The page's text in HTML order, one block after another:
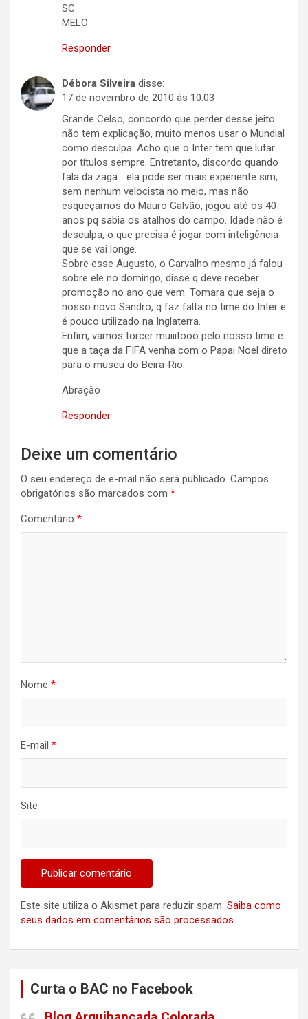
SC
MELO
Responder
Débora Silveira disse:
17 de novembro de 2010 às 10:03
Grande Celso, concordo que perder desse jeito
não tem explicação, muito menos usar o Mundial
como desculpa. Acho que o Inter tem que lutar
por títulos sempre. Entretanto, discordo quando
fala da zaga… ela pode ser mais experiente sim,
sem nenhum velocista no meio, mas não
esqueçamos do Mauro Galvão, jogou até os 40
anos pq sabia os atalhos do campo. Idade não é
desculpa, o que precisa é jogar com inteligência
que se vai longe.
Sobre esse Augusto, o Carvalho mesmo já falou
sobre ele no domingo, disse q deve receber
promoção no ano que vem. Tomara que seja o
nosso novo Sandro, q faz falta no time do Inter e
é pouco utilizado na Inglaterra.
Enfim, vamos torcer muiiitooo pelo nosso time e
que a taça da FIFA venha com o Papai Noel direto
para o museu do Beira-Rio.
Abração
Responder
Deixe um comentário
O seu endereço de e-mail não será publicado. Campos
obrigatórios são marcados com *
Comentário *
Nome *
E-mail *
Site
Este site utiliza o Akismet para reduzir spam. Saiba como
seus dados em comentários são processados.
Curta o BAC no Facebook